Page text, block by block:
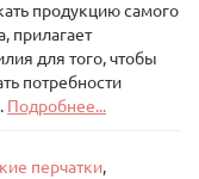
продукцию самого
прилагает
для того, чтобы
потребности
Подробнее...
перчатки,